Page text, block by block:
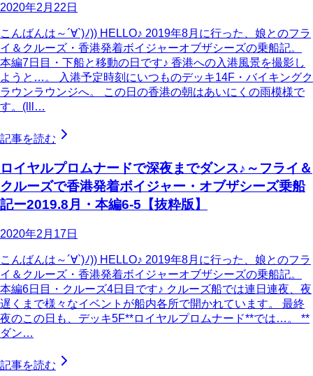
2020年2月22日
こんばんは～´∀`)ﾉ)) HELLO♪ 2019年8月に行った、娘とのフラ
イ＆クルーズ・香港発着ボイジャーオブザシーズの乗船記。
本編7日目・下船と移動の日です♪ 香港への入港風景を撮影し
ようと…。 入港予定時刻にいつものデッキ14F・バイキングク
ラウンラウンジへ。 この日の香港の朝はあいにくの雨模様で
す。(lll…
記事を読む
ロイヤルプロムナードで深夜までダンス♪～フライ＆
クルーズで香港発着ボイジャー・オブザシーズ乗船
記ー2019.8月・本編6-5【抜粋版】
2020年2月17日
こんばんは～´∀`)ﾉ)) HELLO♪ 2019年8月に行った、娘とのフラ
イ＆クルーズ・香港発着ボイジャーオブザシーズの乗船記。
本編6日目・クルーズ4日目です♪ クルーズ船では連日連夜、夜
遅くまで様々なイベントが船内各所で開かれています。 最終
夜のこの日も、デッキ5F**ロイヤルプロムナード**では…。 **
ダン…
記事を読む